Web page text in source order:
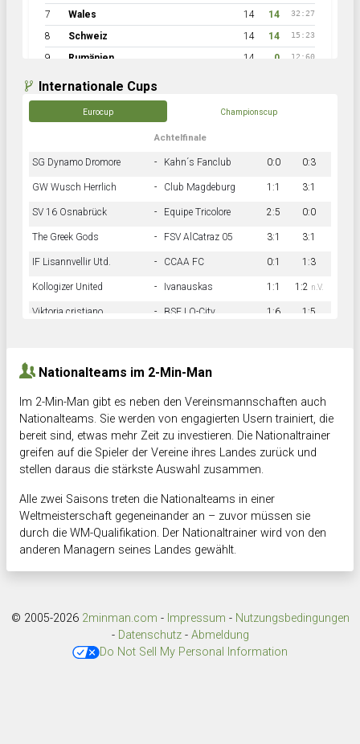
7 Wales 14 14 32:27
8 Schweiz 14 14 15:23
9 Rumänien 14 0 12:60
Internationale Cups
Eurocup Championscup
Achtelfinale
SG Dynamo Dromore - Kahn´s Fanclub 0:0 0:3
GW Wusch Herrlich - Club Magdeburg 1:1 3:1
SV 16 Osnabrück - Equipe Tricolore 2:5 0:0
The Greek Gods - FSV AlCatraz 05 3:1 3:1
IF Lisannvellir Utd. - CCAA FC 0:1 1:3
Kollogizer United - Ivanauskas 1:1 1:2 n.V.
Viktoria cristiano - BSF LO-City 1:6 1:5
Nationalteams im 2-Min-Man
Im 2-Min-Man gibt es neben den Vereinsmannschaften auch
Nationalteams. Sie werden von engagierten Usern trainiert, die
bereit sind, etwas mehr Zeit zu investieren. Die Nationaltrainer
greifen auf die Spieler der Vereine ihres Landes zurück und
stellen daraus die stärkste Auswahl zusammen.
Alle zwei Saisons treten die Nationalteams in einer
Weltmeisterschaft gegeneinander an – zuvor müssen sie
durch die WM-Qualifikation. Der Nationaltrainer wird von den
anderen Managern seines Landes gewählt.
© 2005-2026 2minman.com - Impressum - Nutzungsbedingungen
- Datenschutz- Abmeldung
Do Not Sell My Personal Information